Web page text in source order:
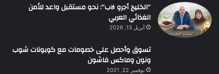
“الخليج أجرو لاب”: نحو مستقبل واعد للأمن
الغذائي العربي
أبريل 13, 2026
تسوق وأحصل على خصومات مع كوبونات شوب
ونون وماكس فاشون
نوفمبر 22, 2021